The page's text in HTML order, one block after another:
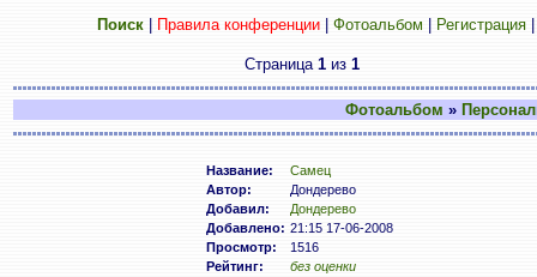
Поиск| Правила конференции| Фотоальбом Регистрация
Страница 1 из 1
Фотоальбом »
Название:
Самец
Автор:
Дондерево
Добавил:
Дондерево
Добавлено: 21:15 17-06-2008
Просмотр:
1516
Рейтинг:
без оценки